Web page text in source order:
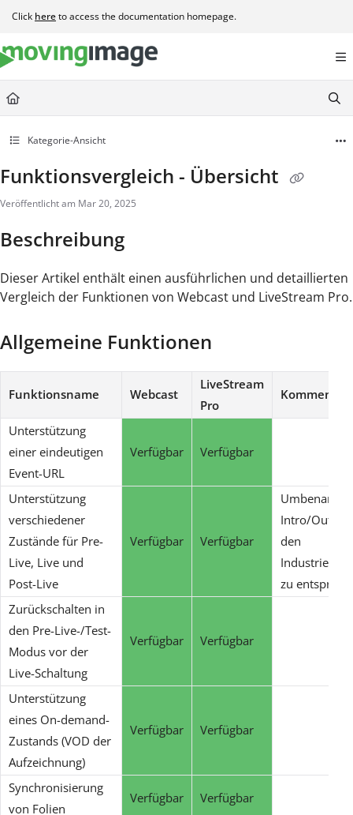
Documentation Index
Use this file to discover all available pages before exploring further.
Click hereto access the documentation homepage.
Kategorie-Ansicht
Funktionsvergleich - Übersicht
Veröffentlicht am Mar 20, 2025
Beschreibung
Dieser Artikel enthält einen ausführlichen und detaillierten
Vergleich der Funktionen von Webcast und LiveStream Pro.
Allgemeine Funktionen
Funktionsname Webcast
LiveStream
Pro
Kommentar
Unterstützung
einer eindeutigen
Event-URL
Verfügbar Verfügbar
Unterstützung
verschiedener
Zustände für Pre-
Live, Live und
Post-Live
Verfügbar Verfügbar
Umbenannt
Intro/Outro,
den
zu
Zurückschalten in
den Pre-Live-/Test-
Modus vor der
Live-Schaltung
Verfügbar Verfügbar
Unterstützung
eines On-demand-
Zustands (VOD der
Aufzeichnung)
Verfügbar Verfügbar
Synchronisierung
von Folien
Verfügbar Verfügbar